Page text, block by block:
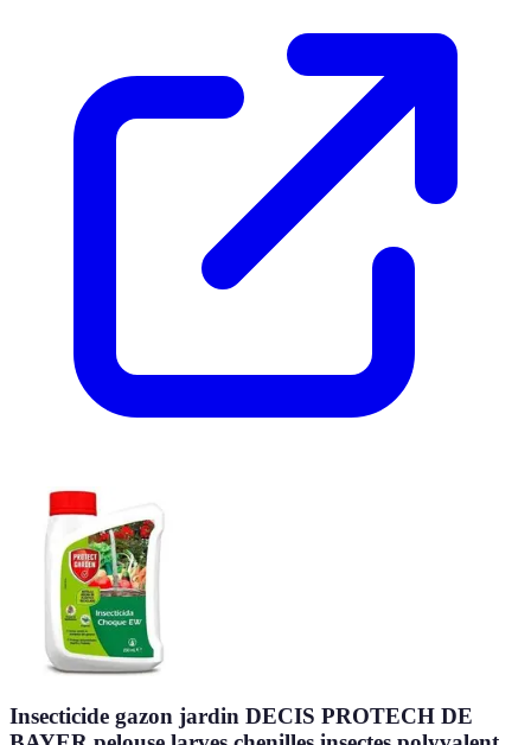
Insecticide gazon jardin DECIS PROTECH DE